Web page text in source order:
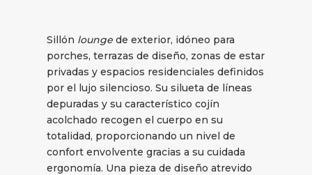
Sillón lounge de exterior, idóneo para
porches, terrazas de diseño, zonas de estar
privadas y espacios residenciales definidos
por el lujo silencioso. Su silueta de líneas
depuradas y su característico cojín
acolchado recogen el cuerpo en su
totalidad, proporcionando un nivel de
confort envolvente gracias a su cuidada
ergonomía. Una pieza de diseño atrevido